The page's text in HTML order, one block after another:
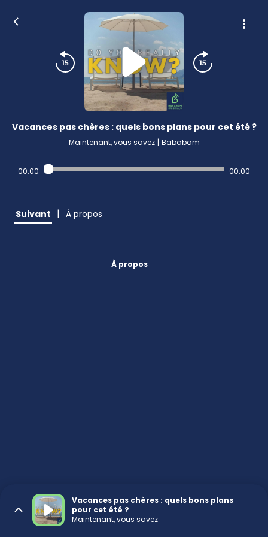
Vacances pas chères : quels bons plans pour cet été ?
Maintenant, vous savez | Bababam
00:00 00:00
Suivant | À propos
À propos
Vacances pas chères : quels bons plans
pour cet été ?
Maintenant, vous savez